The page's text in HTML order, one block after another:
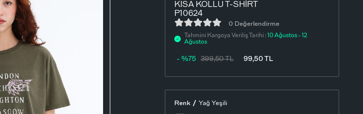
KISA KOLLU T-SHIRT
P10624
0 Değerlendirme
Tahmini Kargoya Veriliş Tarihi :10 Ağustos - 12
Ağustos
399,50TL 99,50TL
- %75
Renk / Yağ Yeşili